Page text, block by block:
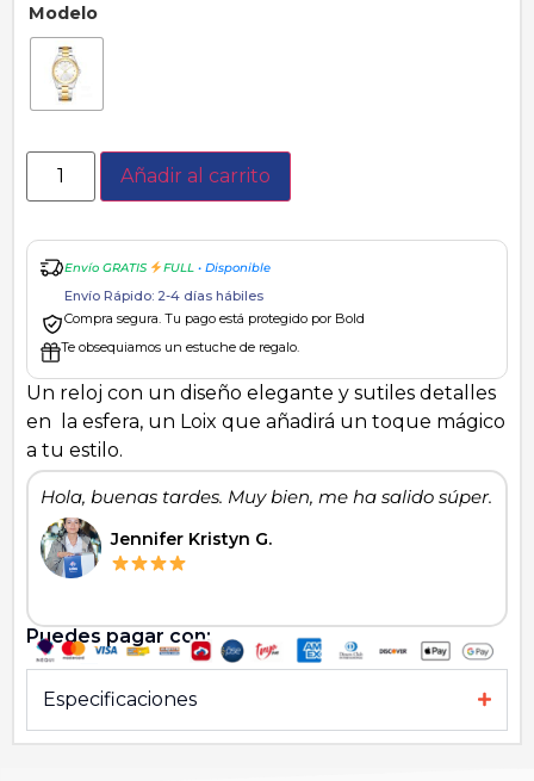
Modelo
Añadir al carrito
Envío GRATIS FULL • Disponible
Envío Rápido: 2-4 días hábiles
Compra segura. Tu pago está protegido por Bold
Te obsequiamos un estuche de regalo.
Un reloj con un diseño elegante y sutiles detalles
en la esfera, un Loix que añadirá un toque mágico
a tu estilo.
Hola, buenas tardes. Muy bien, me ha salido súper.
Jennifer Kristyn G.
Puedes pagar con:
Especificaciones